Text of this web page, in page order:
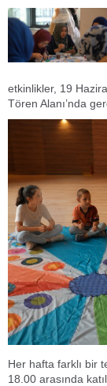
etkinlikler, 19
Tören Alanı’nda
Her hafta farklı bir
18.00 arasında